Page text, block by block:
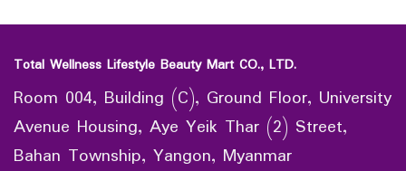
Total Wellness Lifestyle Beauty Mart CO., LTD.
Room 004, Building (C), Ground Floor, University
Avenue Housing, Aye Yeik Thar (2) Street,
Bahan Township, Yangon, Myanmar